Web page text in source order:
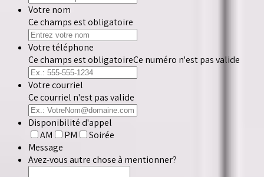
Votre nom
Ce champs est obligatoire
Votre téléphone
Ce champs est obligatoireCe numéro n'est pas valide
Votre courriel
Ce courriel n'est pas valide
Disponibilité d'appel
AM
PM
Soirée
Message
Avez-vous autre chose à mentionner?